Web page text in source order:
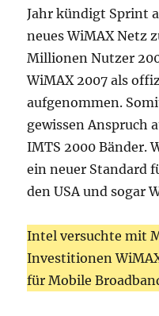
Jahr kündigt Sprint
neues WiMAX Netz
Millionen Nutzer
WiMAX 2007 als
aufgenommen.
gewissen Anspruch
IMTS 2000 Bänder.
ein neuer Standard
den USA und sogar
Intel versuchte mit
Investitionen
für Mobile